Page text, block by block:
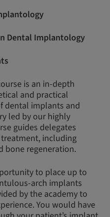
Dental Implantology
is an in-depth
and practical
dental implants and
led by our highly
guides delegates
including
bone regeneration.
to place up to
arch implants
by the academy to
You would have